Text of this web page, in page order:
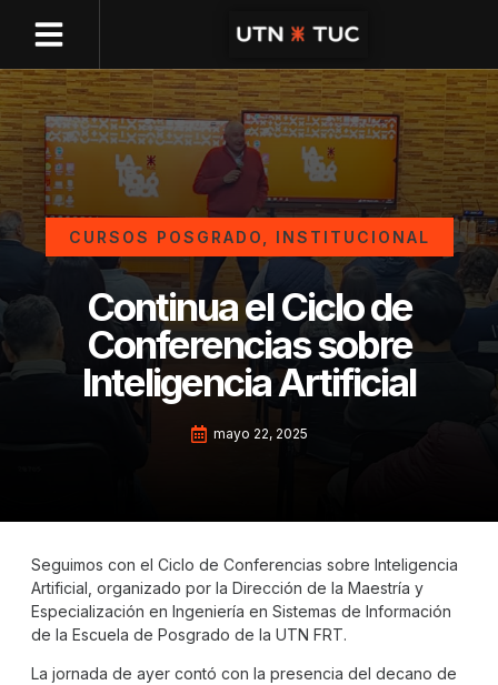
CURSOS POSGRADO INSTITUCIONAL
Continua el Ciclo de
Conferencias sobre
Inteligencia Artificial
mayo 22, 2025
Seguimos con el Ciclo de Conferencias sobre Inteligencia
Artificial, organizado por la Dirección de la Maestría y
Especialización en Ingeniería en Sistemas de Información
de la Escuela de Posgrado de la UTN FRT.
La jornada de ayer contó con la presencia del decano de